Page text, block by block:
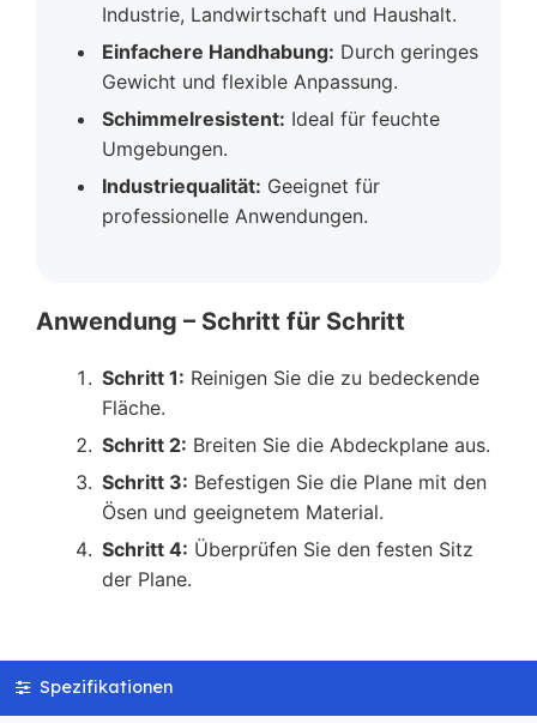
Industrie, Landwirtschaft und Haushalt.
Einfachere Handhabung: Durch geringes
Gewicht und flexible Anpassung.
Schimmelresistent: Ideal für feuchte
Umgebungen.
Industriequalität: Geeignet für
professionelle Anwendungen.
Anwendung – Schritt für Schritt
Schritt 1: Reinigen Sie die zu bedeckende
Fläche.
Schritt 2: Breiten Sie die Abdeckplane aus.
Schritt 3: Befestigen Sie die Plane mit den
Ösen und geeignetem Material.
Schritt 4: Überprüfen Sie den festen Sitz
der Plane.
Spezifikationen